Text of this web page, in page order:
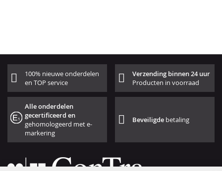
100% nieuwe onderdelen
en TOP service
Verzending binnen 24 uur
Producten in voorraad
Alle onderdelen
gecertificeerd en
gehomologeerd met e-
markering
Beveiligde betaling